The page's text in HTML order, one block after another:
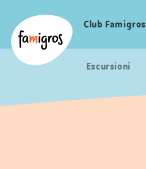
segnalibri
Logo
Navigazione
Club Famigros
Escursioni